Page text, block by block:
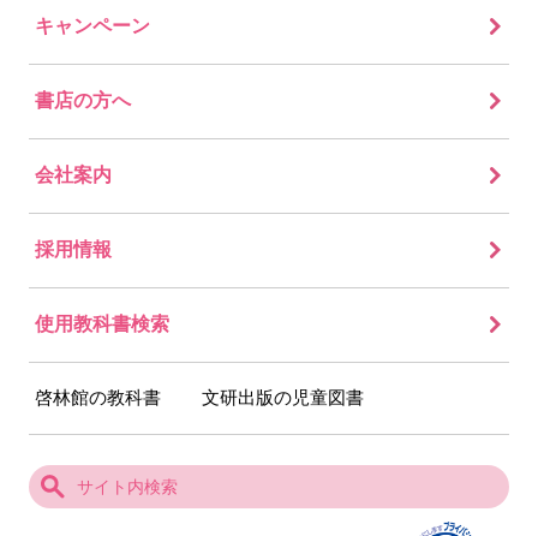
キャンペーン
書店の方へ
会社案内
採用情報
使用教科書検索
啓林館の教科書 文研出版の児童図書